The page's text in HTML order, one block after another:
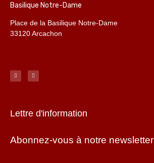
Basilique Notre-Dame
Place de la Basilique Notre-Dame
33120 Arcachon
Lettre d'information
Abonnez-vous à notre newsletter